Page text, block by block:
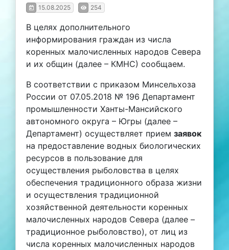
15.08.2025 254
В целях дополнительного
информирования граждан из числа
коренных малочисленных народов Севера
и их общин (далее – КМНС) сообщаем.
В соответствии с приказом Минсельхоза
России от 07.05.2018 № 196 Департамент
промышленности Ханты-Мансийского
автономного округа – Югры (далее –
Департамент) осуществляет прием заявок
на предоставление водных биологических
ресурсов в пользование для
осуществления рыболовства в целях
обеспечения традиционного образа жизни
и осуществления традиционной
хозяйственной деятельности коренных
малочисленных народов Севера (далее –
традиционное рыболовство), от лиц из
числа коренных малочисленных народов